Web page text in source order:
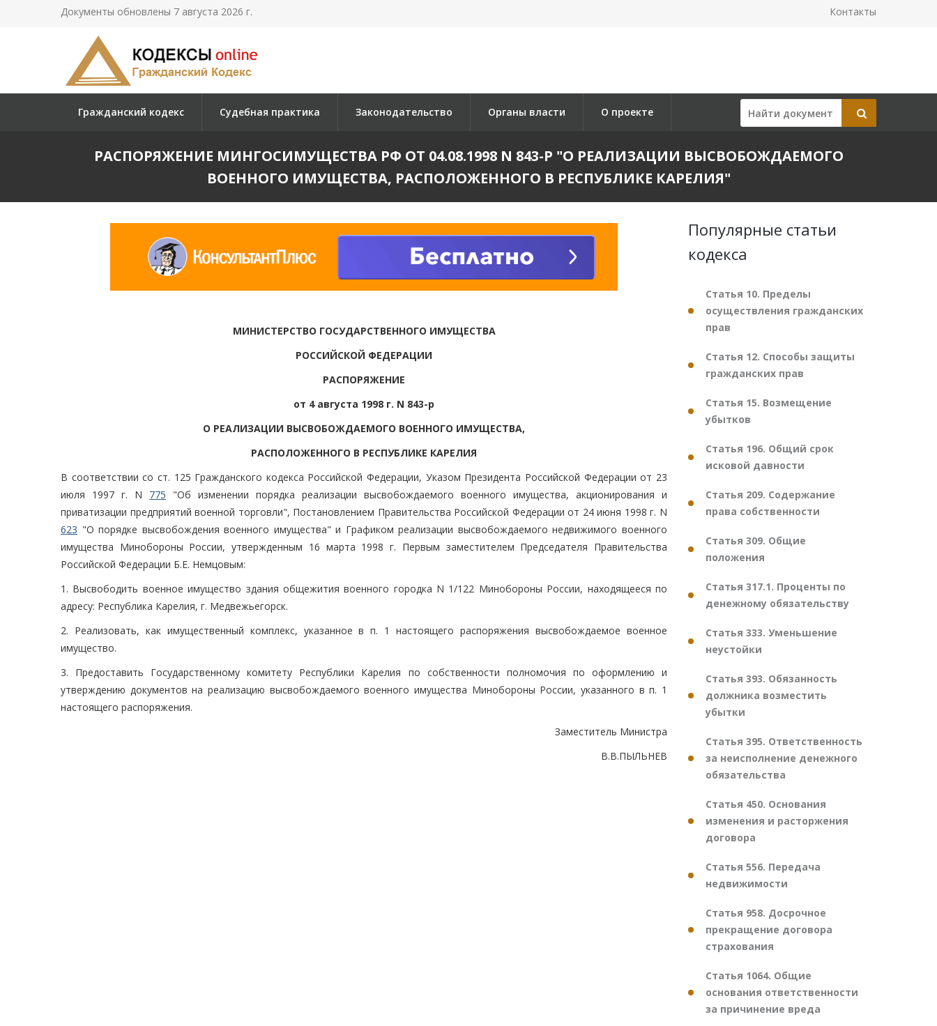
Документы обновлены 7 августа 2026 г. Контакты
Гражданский кодекс Судебная практика Законодательство Органы власти О проекте
РАСПОРЯЖЕНИЕ МИНГОСИМУЩЕСТВА РФ ОТ 04.08.1998 N 843-Р "О РЕАЛИЗАЦИИ ВЫСВОБОЖДАЕМОГО
ВОЕННОГО ИМУЩЕСТВА, РАСПОЛОЖЕННОГО В РЕСПУБЛИКЕ КАРЕЛИЯ"
МИНИСТЕРСТВО ГОСУДАРСТВЕННОГО ИМУЩЕСТВА
РОССИЙСКОЙ ФЕДЕРАЦИИ
РАСПОРЯЖЕНИЕ
от 4 августа 1998 г. N 843-р
О РЕАЛИЗАЦИИ ВЫСВОБОЖДАЕМОГО ВОЕННОГО ИМУЩЕСТВА,
РАСПОЛОЖЕННОГО В РЕСПУБЛИКЕ КАРЕЛИЯ
В соответствии со ст. 125 Гражданского кодекса Российской Федерации, Указом Президента Российской Федерации от 23
июля 1997 г. N 775 "Об изменении порядка реализации высвобождаемого военного имущества, акционирования и
приватизации предприятий военной торговли", Постановлением Правительства Российской Федерации от 24 июня 1998 г. N
623 "О порядке высвобождения военного имущества" и Графиком реализации высвобождаемого недвижимого военного
имущества Минобороны России, утвержденным 16 марта 1998 г. Первым заместителем Председателя Правительства
Российской Федерации Б.Е. Немцовым:
1. Высвободить военное имущество здания общежития военного городка N 1/122 Минобороны России, находящееся по
адресу: Республика Карелия, г. Медвежьегорск.
2. Реализовать, как имущественный комплекс, указанное в п. 1 настоящего распоряжения высвобождаемое военное
имущество.
3. Предоставить Государственному комитету Республики Карелия по собственности полномочия по оформлению и
утверждению документов на реализацию высвобождаемого военного имущества Минобороны России, указанного в п. 1
настоящего распоряжения.
Заместитель Министра
В.В.ПЫЛЬНЕВ
Популярные статьи
кодекса
Статья 10. Пределы
осуществления гражданских
прав
Статья 12. Способы защиты
гражданских прав
Статья 15. Возмещение
убытков
Статья 196. Общий срок
исковой давности
Статья 209. Содержание
права собственности
Статья 309. Общие
положения
Статья 317.1. Проценты по
денежному обязательству
Статья 333. Уменьшение
неустойки
Статья 393. Обязанность
должника возместить
убытки
Статья 395. Ответственность
за неисполнение денежного
обязательства
Статья 450. Основания
изменения и расторжения
договора
Статья 556. Передача
недвижимости
Статья 958. Досрочное
прекращение договора
страхования
Статья 1064. Общие
основания ответственности
за причинение вреда